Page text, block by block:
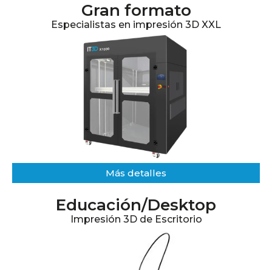
Gran formato
Especialistas en impresión 3D XXL
Más detalles​
Educación​/Desktop
Impresión 3D de Escritorio